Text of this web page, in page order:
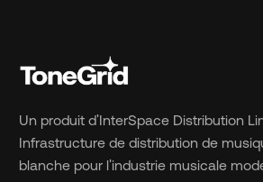
Un produit d'InterSpace Distribution
Infrastructure de distribution de
blanche pour l'industrie musicale